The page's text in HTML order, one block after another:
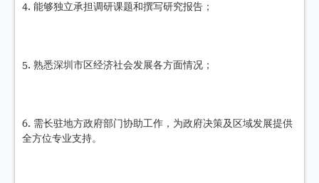
4. 能够独立承担调研课题和撰写研究报告；
5. 熟悉深圳市区经济社会发展各方面情况；
6. 需长驻地方政府部门协助工作，为政府决策及区域发展提供
全方位专业支持。